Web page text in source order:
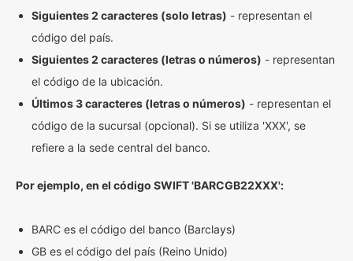
Siguientes 2 caracteres (solo letras) - representan el
código del país.
Siguientes 2 caracteres (letras o números) - representan
el código de la ubicación.
Últimos 3 caracteres (letras o números) - representan el
código de la sucursal (opcional). Si se utiliza 'XXX', se
refiere a la sede central del banco.
Por ejemplo, en el código SWIFT 'BARCGB22XXX':
BARC es el código del banco (Barclays)
GB es el código del país (Reino Unido)